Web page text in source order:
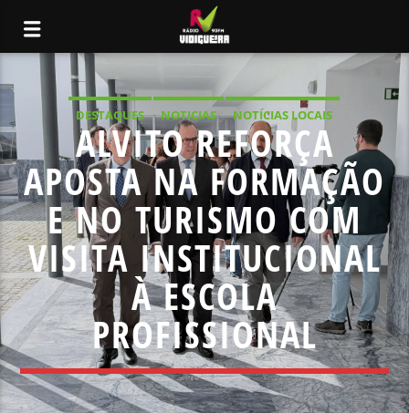
DESTAQUES NOTICIAS
NOTÍCIAS LOCAIS
NOTÍCIAS NACIONAIS
ALVITO REFORÇA
APOSTA NA FORMAÇÃO
E NO TURISMO COM
VISITA INSTITUCIONAL
À ESCOLA
PROFISSIONAL